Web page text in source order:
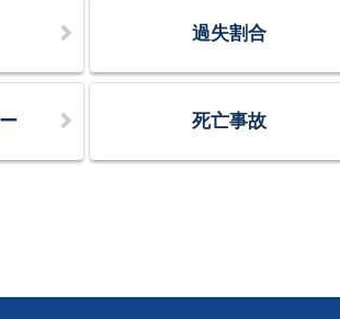
過失割合
死亡事故